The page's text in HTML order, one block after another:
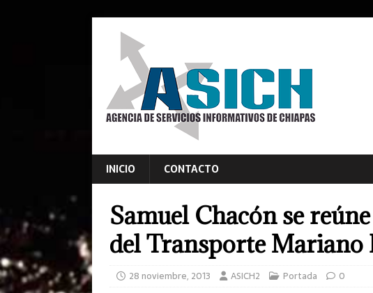
INICIO CONTACTO
Samuel Chacón se
del Transporte Mariano
28 noviembre, 2013 ASICH2 Portada 0